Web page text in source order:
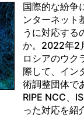
国際的な紛争
ンターネット
うに対応する
か。2022年2
ロシアのウク
際して、イン
術調整団体で
RIPE NCC、
った対応を紹